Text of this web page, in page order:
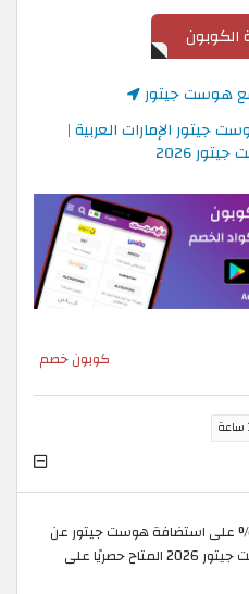
هوست جيتور
جيتور الإمارات العربية |
2026
كوبون خصم
على خصم حتى 60% على استضافة هوست جيتور عن
طريق تفعيل كوبون هوست جيتور 2026 المتاح حصريًا على